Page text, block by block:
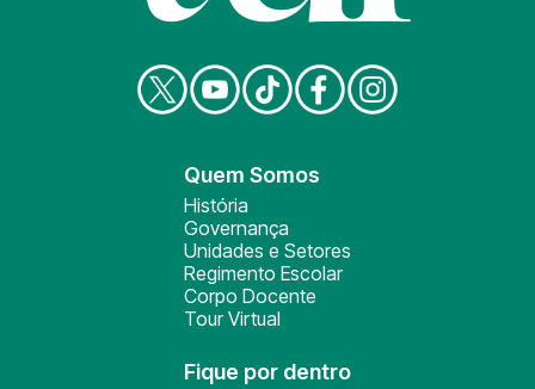
Quem Somos
História
Governança
Unidades e Setores
Regimento Escolar
Corpo Docente
Tour Virtual
Fique por dentro